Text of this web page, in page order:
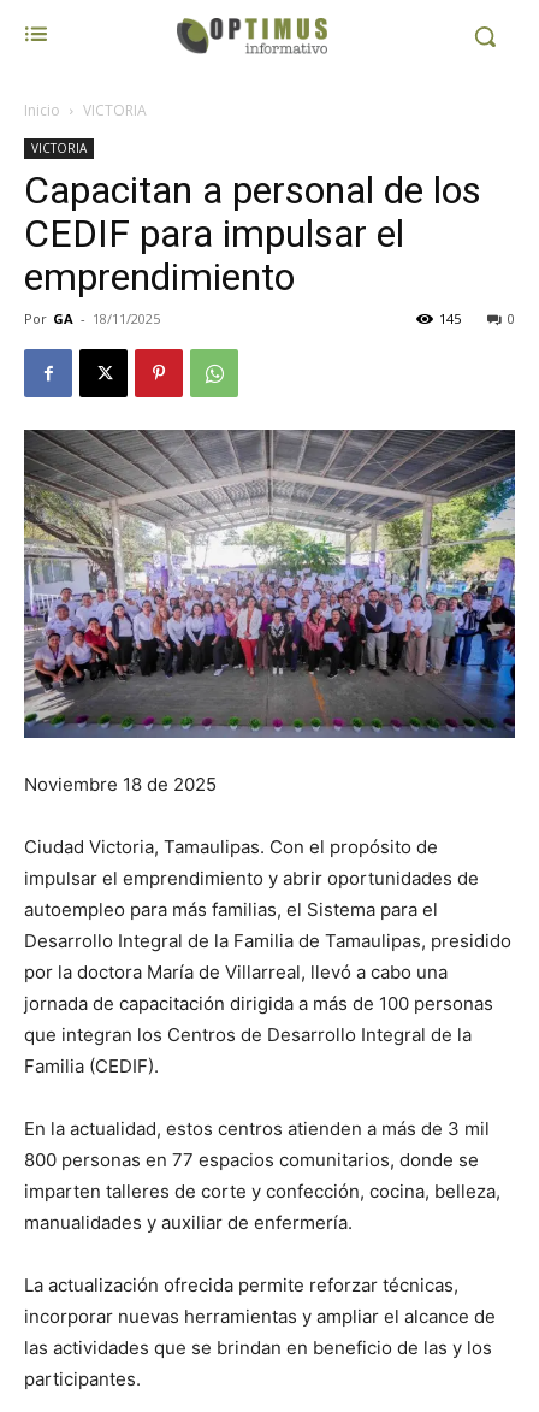
Inicio VICTORIA
VICTORIA
Capacitan a personal de los
CEDIF para impulsar el
emprendimiento
Por GA - 18/11/2025 0
145
Noviembre 18 de 2025
Ciudad Victoria, Tamaulipas. Con el propósito de
impulsar el emprendimiento y abrir oportunidades de
autoempleo para más familias, el Sistema para el
Desarrollo Integral de la Familia de Tamaulipas, presidido
por la doctora María de Villarreal, llevó a cabo una
jornada de capacitación dirigida a más de 100 personas
que integran los Centros de Desarrollo Integral de la
Familia (CEDIF).
En la actualidad, estos centros atienden a más de 3 mil
800 personas en 77 espacios comunitarios, donde se
imparten talleres de corte y confección, cocina, belleza,
manualidades y auxiliar de enfermería.
La actualización ofrecida permite reforzar técnicas,
incorporar nuevas herramientas y ampliar el alcance de
las actividades que se brindan en beneficio de las y los
participantes.